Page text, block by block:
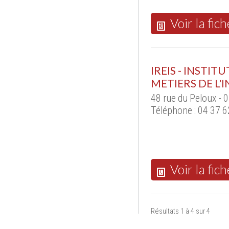
Voir la
IREIS -
METIERS DE
48 rue du Peloux -
Téléphone : 04 37
Voir la
Résultats 1 à 4 sur 4